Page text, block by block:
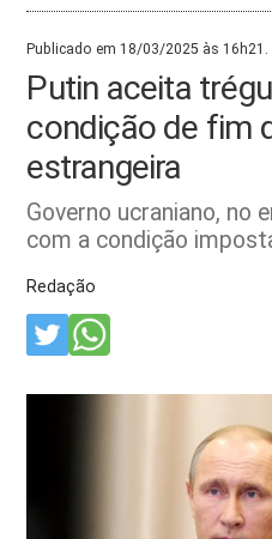
Publicado em 18/03/2025 às 16h21.
Putin aceita
condição de fim
estrangeira
Governo ucraniano, no
com a condição
Redação